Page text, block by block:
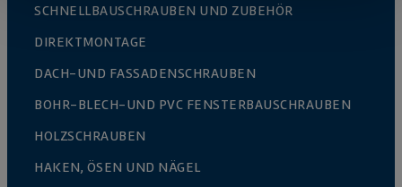
SCHNELLBAUSCHRAUBEN UND ZUBEHÖR
DIREKTMONTAGE
DACH-UND FASSADENSCHRAUBEN
BOHR-BLECH-UND PVC FENSTERBAUSCHRAUBEN
HOLZSCHRAUBEN
HAKEN, ÖSEN UND NÄGEL